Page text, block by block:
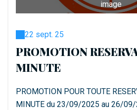
image
22 sept. 25
PROMOTION
MINUTE
PROMOTION POUR TOUTE
MINUTE du 23/09/2025 au 26/09/